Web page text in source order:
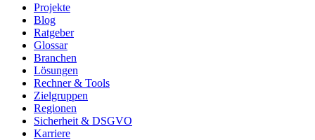
Projekte
Blog
Ratgeber
Glossar
Branchen
Lösungen
Rechner & Tools
Zielgruppen
Regionen
Sicherheit & DSGVO
Karriere